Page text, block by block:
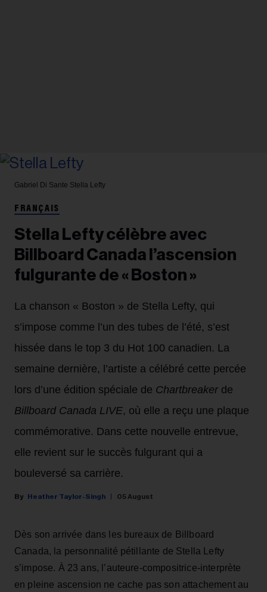
Gabriel Di Sante Stella Lefty
FRANÇAIS
Stella Lefty célèbre avec
Billboard Canada l’ascension
fulgurante de « Boston »
La chanson « Boston » de Stella Lefty, qui
s’impose comme l’un des tubes de l’été, s’est
hissée dans le top 3 du Hot 100 canadien. La
semaine dernière, l’artiste a célébré cette percée
lors d’une édition spéciale de Chartbreaker de
Billboard Canada LIVE, où elle a reçu une plaque
commémorative. Dans cette nouvelle entrevue,
elle revient sur le succès fulgurant qui a
bouleversé sa carrière.
Heather Taylor-Singh 05 August
Dès son arrivée dans les bureaux de Billboard
Canada, la personnalité pétillante de Stella Lefty
s’impose. À 23 ans, l’auteure-compositrice-interprète
en pleine ascension ne cache pas son attachement au